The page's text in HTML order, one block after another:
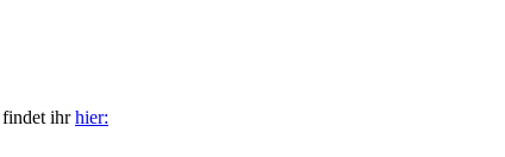
findet ihrhier: